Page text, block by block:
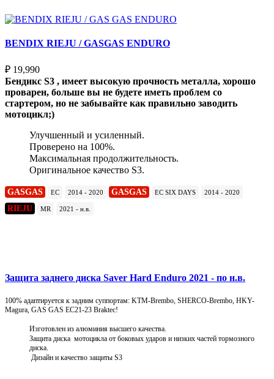
BENDIX RIEJU / GASGAS ENDURO
₽ 19,990
Бендикс S3 , имеет высокую прочность металла, хорошо
проварен, больше вы не будете иметь проблем со
стартером, но не забывайте как правильно заводить
мотоцикл;)
Улучшенный и усиленный.
Проверено на 100%.
Максимальная продолжительность.
Оригинальное качество S3.
GASGAS EC 2014 - 2020 GASGAS EC SIX DAYS 2014 - 2020
RIEJU MR 2021 - н.в.
Защита заднего диска Saver Hard Enduro 2021 - по н.в.
100% адаптируется к задним суппортам: KTM-Brembo, SHERCO-Brembo, HKY-
Magura, GAS GAS EC21-23 Braktec!
Изготовлен из алюминия высшего качества.
Защита диска мотоцикла от боковых ударов и низких частей тормозного
диска.
Дизайн и качество защиты S3